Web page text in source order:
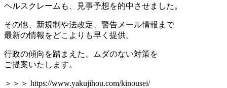
ヘルスクレームも、見事予想を的中させました。
その他、新規制や法改定、警告メール情報まで
最新の情報をどこよりも早く提供。
行政の傾向を踏まえた、ムダのない対策を
ご提案いたします。
＞＞＞ https://www.yakujihou.com/kinousei/